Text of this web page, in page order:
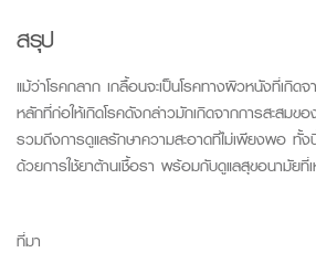
สรุป
แม้ว่าโรคกลาก เกลื้อนจะเป็นโรคทางผิวหนังที่เกิด
หลักที่ก่อให้เกิดโรคดังกล่าวมักเกิดจากการสะสม
รวมถึงการดูแลรักษาความสะอาดที่ไม่เพียงพอ ทั้ง
ด้วยการใช้ยาต้านเชื้อรา พร้อมกับดูแลสุขอนามัยที่เ
ที่มา